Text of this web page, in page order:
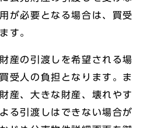
が必要となる場合は、買受
す。
産の引渡しを希望される場
受人の負担となります。ま
産、大きな財産、壊れやす
る引渡しはできない場合が